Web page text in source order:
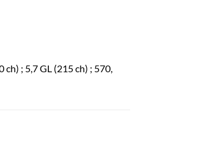
; 5,7 GL (215 ch) ; 570,